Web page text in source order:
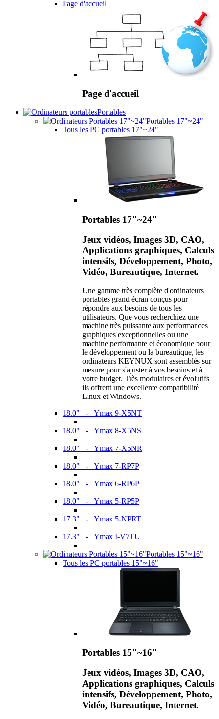
Page d'accueil
Page d'accueil
Portables
Portables 17"~24"
Tous les PC portables 17"~24"
Portables 17"~24"
Jeux vidéos, Images 3D, CAO,
Applications graphiques, Calculs
intensifs, Développement, Photo,
Vidéo, Bureautique, Internet.
Une gamme très complète d'ordinateurs
portables grand écran conçus pour
répondre aux besoins de tous les
utilisateurs. Que vous recherchiez une
machine très puissante aux performances
graphiques exceptionnelles ou une
machine performante et économique pour
le développement ou la bureautique, les
ordinateurs KEYNUX sont assemblés sur
mesure pour s'ajuster à vos besoins et à
votre budget. Très modulaires et évolutifs
ils offrent une excellente compatibilité
Linux et Windows.
18.0" - Ymax 9-X5NT
18.0" - Ymax 8-X5NS
18.0" - Ymax 7-X5NR
18.0" - Ymax 7-RP7P
18.0" - Ymax 6-RP6P
18.0" - Ymax 5-RP5P
17.3" - Ymax 5-NPRT
17.3" - Ymax I-V7TU
Portables 15"~16"
Tous les PC portables 15"~16"
Portables 15"~16"
Jeux vidéos, Images 3D, CAO,
Applications graphiques, Calculs
intensifs, Développement, Photo,
Vidéo, Bureautique, Internet.